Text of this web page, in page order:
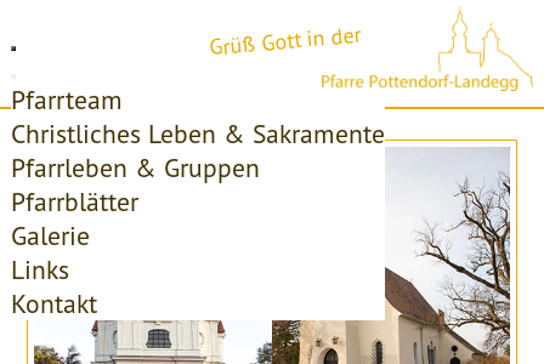
Pfarrteam
Christliches Leben & Sakramente
Pfarrleben & Gruppen
Pfarrblätter
Galerie
Links
Kontakt
Grüß Gott in der